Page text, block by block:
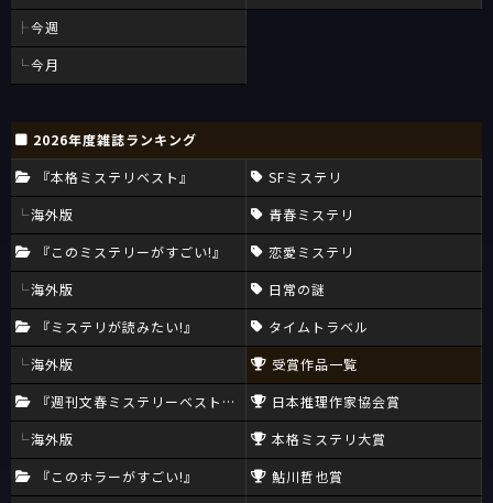
今週
今月
2026年度雑誌ランキング
『本格ミステリベスト』
海外版
『このミステリーがすごい!』
海外版
『ミステリが読みたい!』
海外版
『週刊文春ミステリーベスト10』
海外版
『このホラーがすごい!』
SFミステリ
青春ミステリ
恋愛ミステリ
日常の謎
タイムトラベル
受賞作品一覧
日本推理作家協会賞
本格ミステリ大賞
鮎川哲也賞